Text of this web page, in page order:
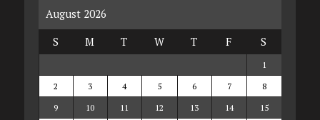
August 2026
S
M T W T F S
1
2
3 4 5 6 7
8
9
10 11 12 13 14
15